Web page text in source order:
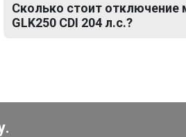
Сколько стоит отключение
GLK250 CDI 204 л.с.?